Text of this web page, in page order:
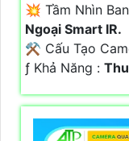
💥 Tầm Nhìn
Ngoại Smart IR.
⚒ Cấu Tạo
️ƒ Khả Năng :